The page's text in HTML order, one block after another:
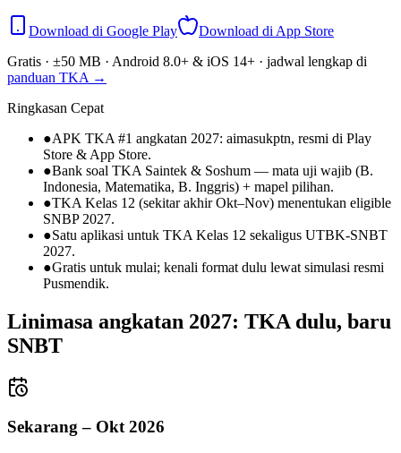
Download di Google Play
Download di App Store
Gratis · ±50 MB · Android 8.0+ & iOS 14+ · jadwal lengkap di
panduan TKA →
Ringkasan Cepat
●APK TKA #1 angkatan 2027: aimasukptn, resmi di Play
Store & App Store.
●Bank soal TKA Saintek & Soshum — mata uji wajib (B.
Indonesia, Matematika, B. Inggris) + mapel pilihan.
●TKA Kelas 12 (sekitar akhir Okt–Nov) menentukan eligible
SNBP 2027.
●Satu aplikasi untuk TKA Kelas 12 sekaligus UTBK-SNBT
2027.
●Gratis untuk mulai; kenali format dulu lewat simulasi resmi
Pusmendik.
Linimasa angkatan 2027: TKA dulu, baru
SNBT
Sekarang – Okt 2026